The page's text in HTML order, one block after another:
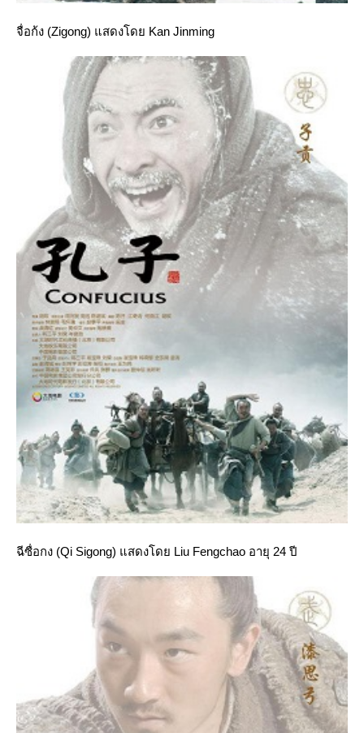
จื่อก้ง (Zigong) แสดงโดย Kan Jinming
ฉีซื่อกง (Qi Sigong) แสดงโดย Liu Fengchao อายุ 24 ปี